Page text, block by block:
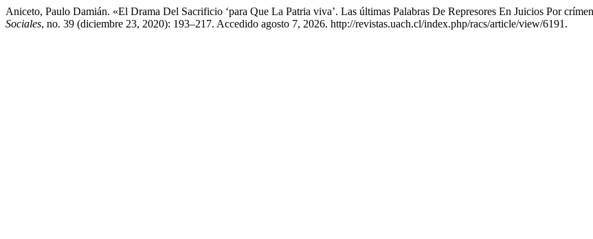
Aniceto, Paulo Damián. «El Drama Del Sacrificio ‘para Que La Patria viva’. Las últimas Palabras De Represores En Juicios Por
Sociales, no. 39 (diciembre 23, 2020): 193–217. Accedido agosto 7, 2026. http://revistas.uach.cl/index.php/racs/article/view/6191.